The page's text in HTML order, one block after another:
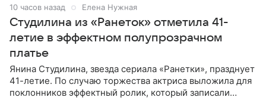
10 часов назад Елена Нужная
Студилина из «Ранеток» отметила 41-
летие в эффектном полупрозрачном
платье
Янина Студилина, звезда сериала «Ранетки», празднует
41-летие. По случаю торжества актриса выложила для
поклонников эффектный ролик, который записали